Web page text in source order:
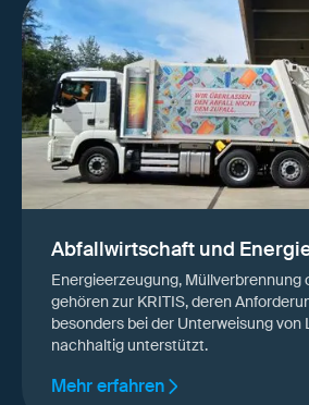
Abfallwirtschaft und
Energieerzeugung, Müllverbrennung
gehören zur KRITIS, deren
besonders bei der Unterweisung von
nachhaltig unterstützt.
Mehr erfahren